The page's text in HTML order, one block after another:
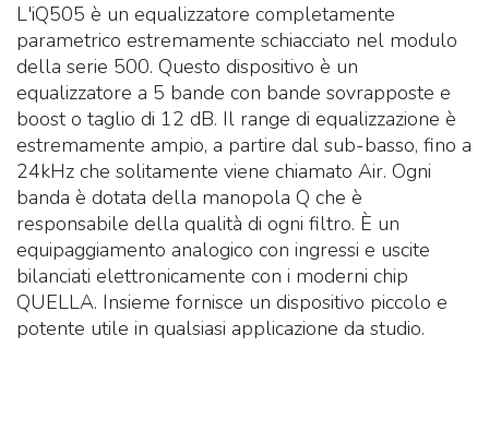
L'iQ505 è un equalizzatore completamente
parametrico estremamente schiacciato nel modulo
della serie 500. Questo dispositivo è un
equalizzatore a 5 bande con bande sovrapposte e
boost o taglio di 12 dB. Il range di equalizzazione è
estremamente ampio, a partire dal sub-basso, fino a
24kHz che solitamente viene chiamato Air. Ogni
banda è dotata della manopola Q che è
responsabile della qualità di ogni filtro. È un
equipaggiamento analogico con ingressi e uscite
bilanciati elettronicamente con i moderni chip
QUELLA. Insieme fornisce un dispositivo piccolo e
potente utile in qualsiasi applicazione da studio.